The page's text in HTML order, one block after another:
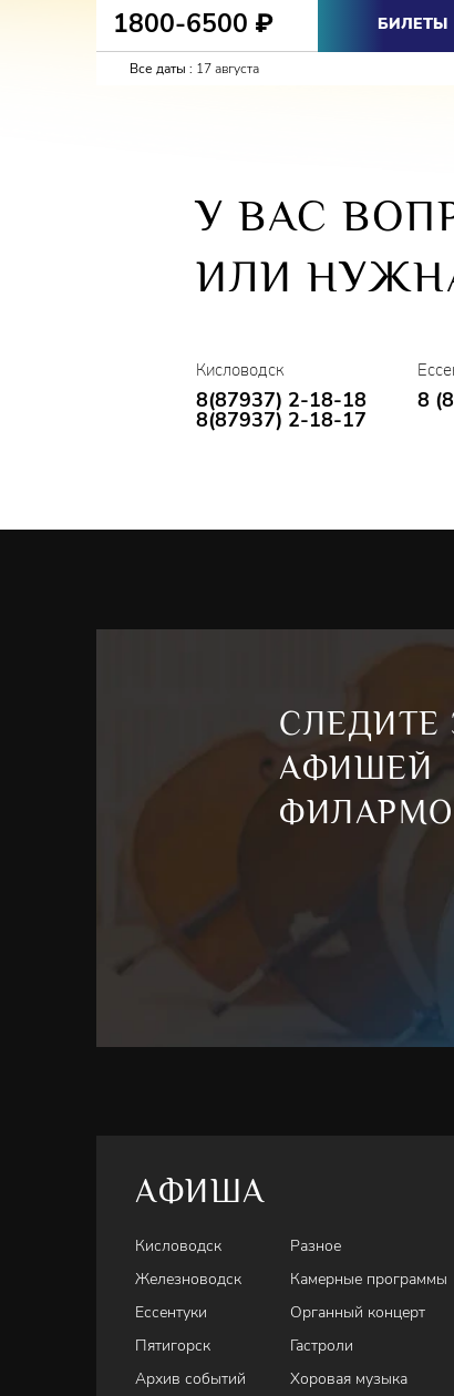
1800-6500 ₽ БИЛЕТЫ
Все даты : 17 августа
У ВАС
ИЛИ
Кисловодск
8(87937) 2-18-18
8(87937) 2-18-17
8
СЛЕДИТЕ
АФИШЕЙ
АФИША
Кисловодск
Железноводск
Ессентуки
Пятигорск
Архив событий
Разное
Камерные программы
Органный концерт
Гастроли
Хоровая музыка